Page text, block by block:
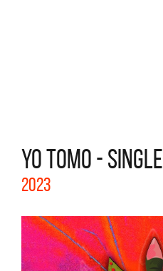
YO TOMO - SINGLE
2023